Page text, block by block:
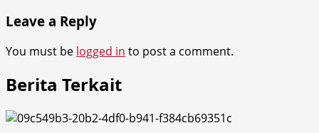
Leave a Reply
You must be logged in to post a comment.
Berita Terkait